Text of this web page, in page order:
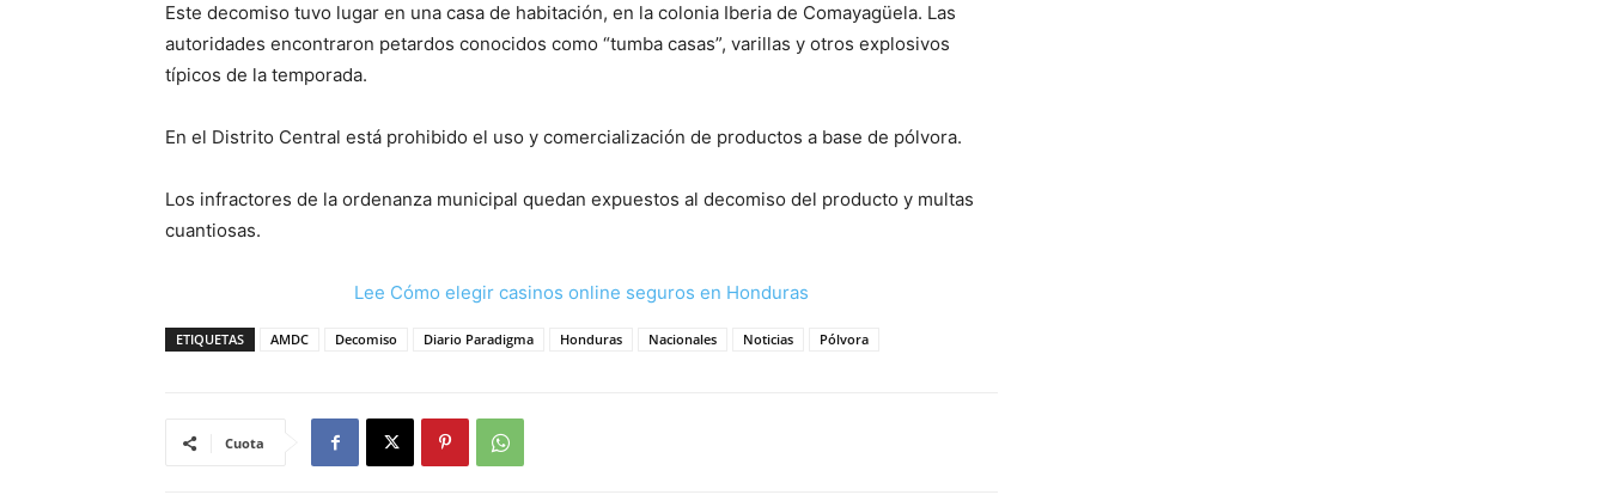
Este decomiso tuvo lugar en una casa de habitación, en la colonia Iberia de Comayagüela. Las
autoridades encontraron petardos conocidos como “tumba casas”, varillas y otros explosivos
típicos de la temporada.
En el Distrito Central está prohibido el uso y comercialización de productos a base de pólvora.
Los infractores de la ordenanza municipal quedan expuestos al decomiso del producto y multas
cuantiosas.
Lee Cómo elegir casinos online seguros en Honduras
ETIQUETAS AMDC Decomiso Diario Paradigma Honduras Nacionales Noticias Pólvora
Cuota